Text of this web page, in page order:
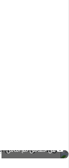
فن التعامل مع الناس